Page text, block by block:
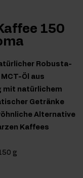
150
Robusta-
Öl aus
mit natürlichem
Getränke
Alternative
Kaffees